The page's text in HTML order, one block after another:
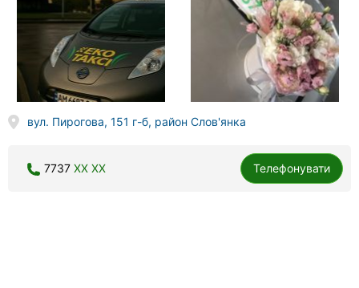
вул. Пирогова, 151 г-б, район Слов'янка
7737 XX XX Телефонувати